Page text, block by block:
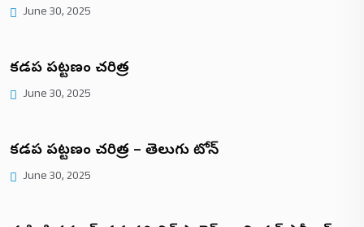
June 30, 2025
కడప పట్టణం చరిత్ర
June 30, 2025
కడప పట్టణం చరిత్ర – తెలుగు టోన్
June 30, 2025